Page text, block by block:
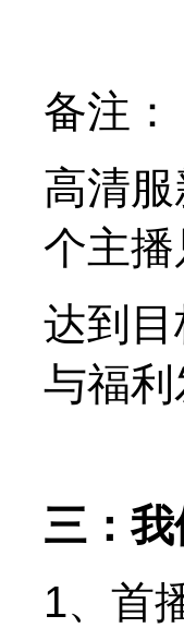
备注：
高清
个主
达到
与福利
三：
1、首